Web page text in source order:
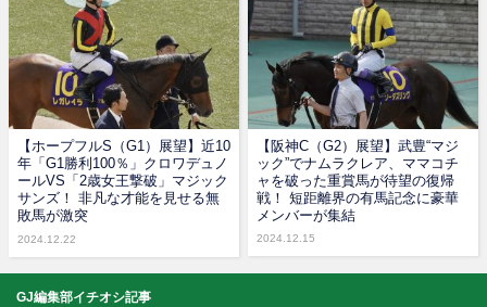
【ホープフルS（G1）展望】近10
年「G1勝利100％」クロワデュノ
ールVS「2歳女王撃破」マジック
サンズ！ 非凡な才能を見せる無
敗馬が激突
2024.12.22
【阪神C（G2）展望】武豊“マジ
ック”でナムラクレア、ママコチ
ャを破った重賞馬が待望の復帰
戦！ 短距離界の有馬記念に豪華
メンバーが集結
2024.12.15
GJ編集部イチオシ記事